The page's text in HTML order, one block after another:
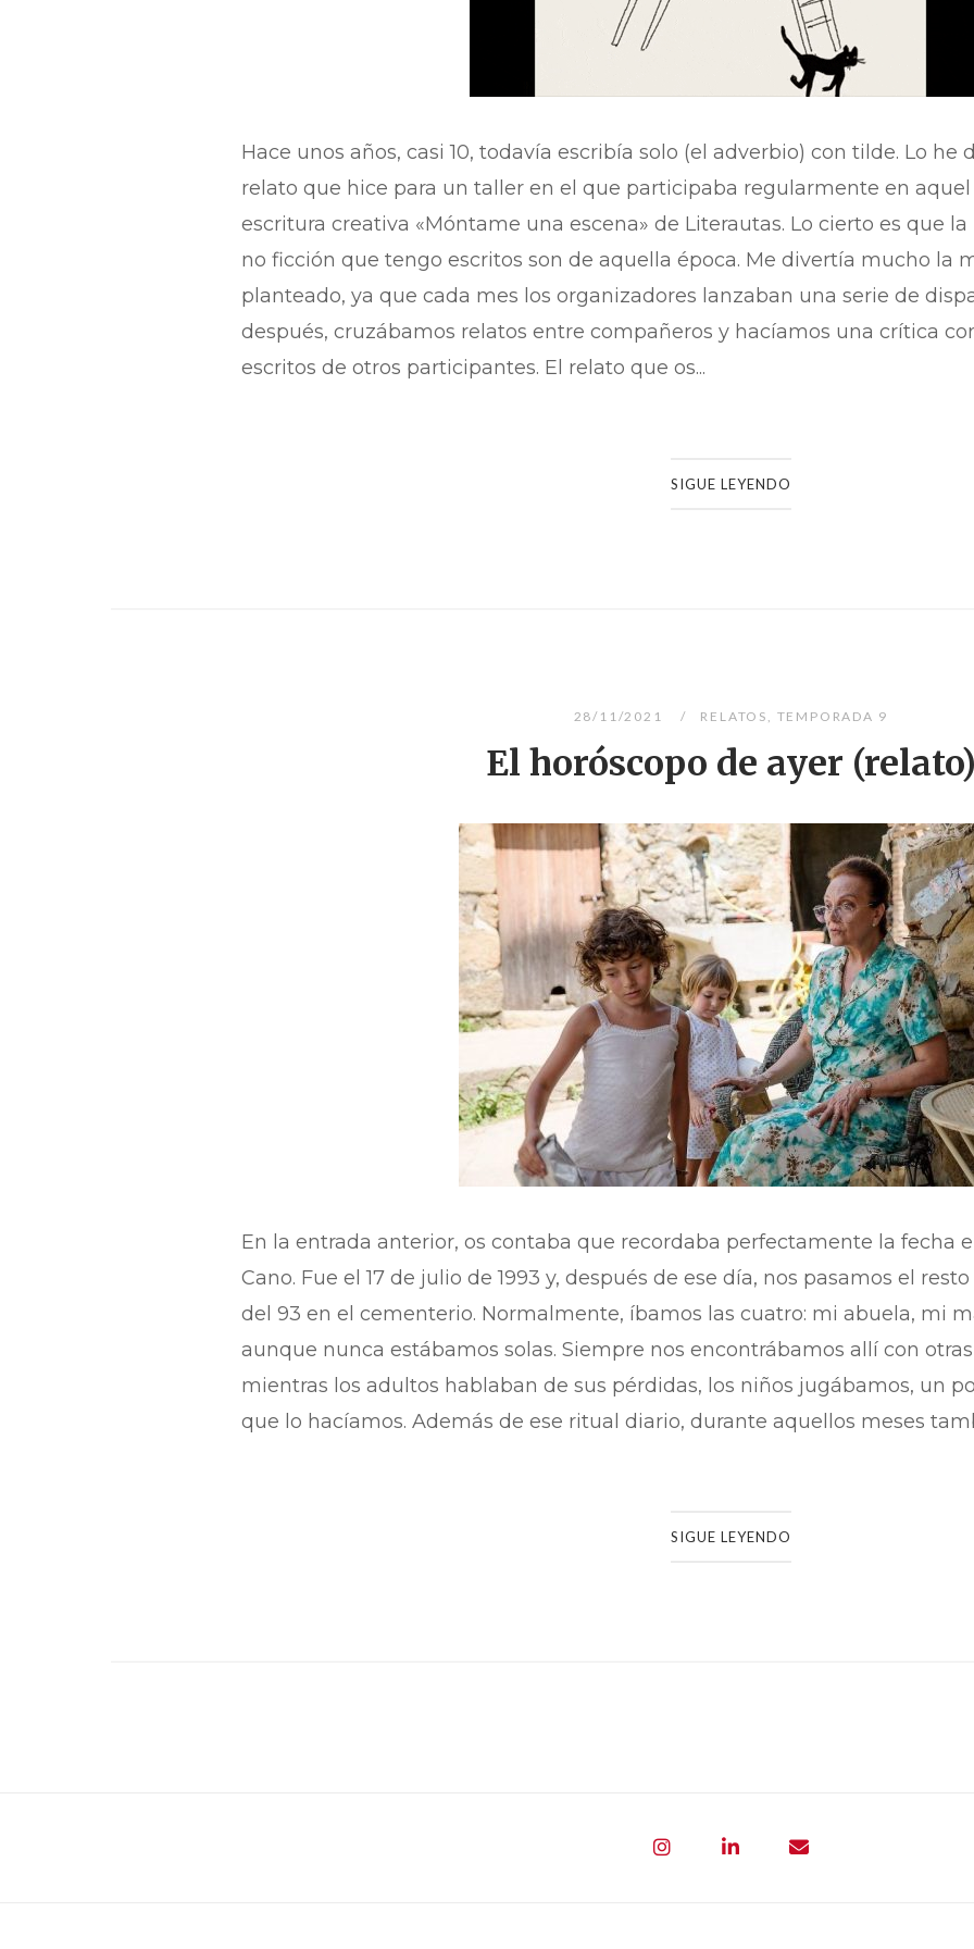
Hace unos años, casi 10, todavía escribía solo (el adverbio) con tilde. Lo
relato que hice para un taller en el que participaba regularmente en
escritura creativa «Móntame una escena» de Literautas. Lo cierto es que
no ficción que tengo escritos son de aquella época. Me divertía mucho la
planteado, ya que cada mes los organizadores lanzaban una serie de
después, cruzábamos relatos entre compañeros y hacíamos una crítica
escritos de otros participantes. El relato que os...
SIGUE LEYENDO
28/11/2021 RELATOS TEMPORADA 9
El horóscopo de ayer
En la entrada anterior, os contaba que recordaba perfectamente la fecha
Cano. Fue el 17 de julio de 1993 y, después de ese día, nos pasamos el
del 93 en el cementerio. Normalmente, íbamos las cuatro: mi abuela, mi
aunque nunca estábamos solas. Siempre nos encontrábamos allí con
mientras los adultos hablaban de sus pérdidas, los niños jugábamos, un
que lo hacíamos. Además de ese ritual diario, durante aquellos meses
SIGUE LEYENDO